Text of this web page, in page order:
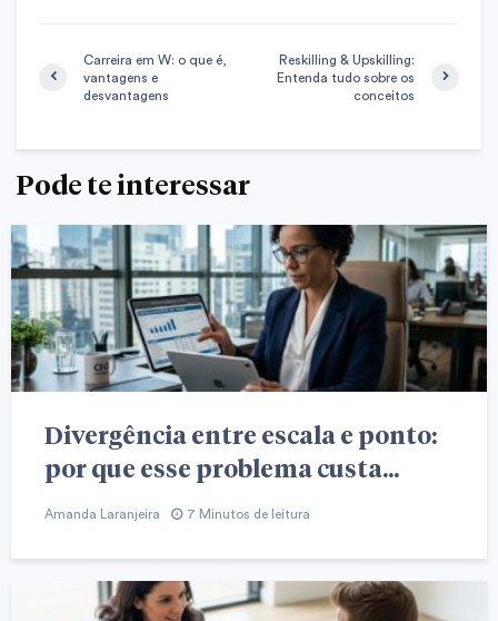
Carreira em W: o que é,
vantagens e
desvantagens
Reskilling & Upskilling:
Entenda tudo sobre os
conceitos
Pode te interessar
Divergência entre escala e ponto:
por que esse problema custa...
Amanda Laranjeira 7 Minutos de leitura